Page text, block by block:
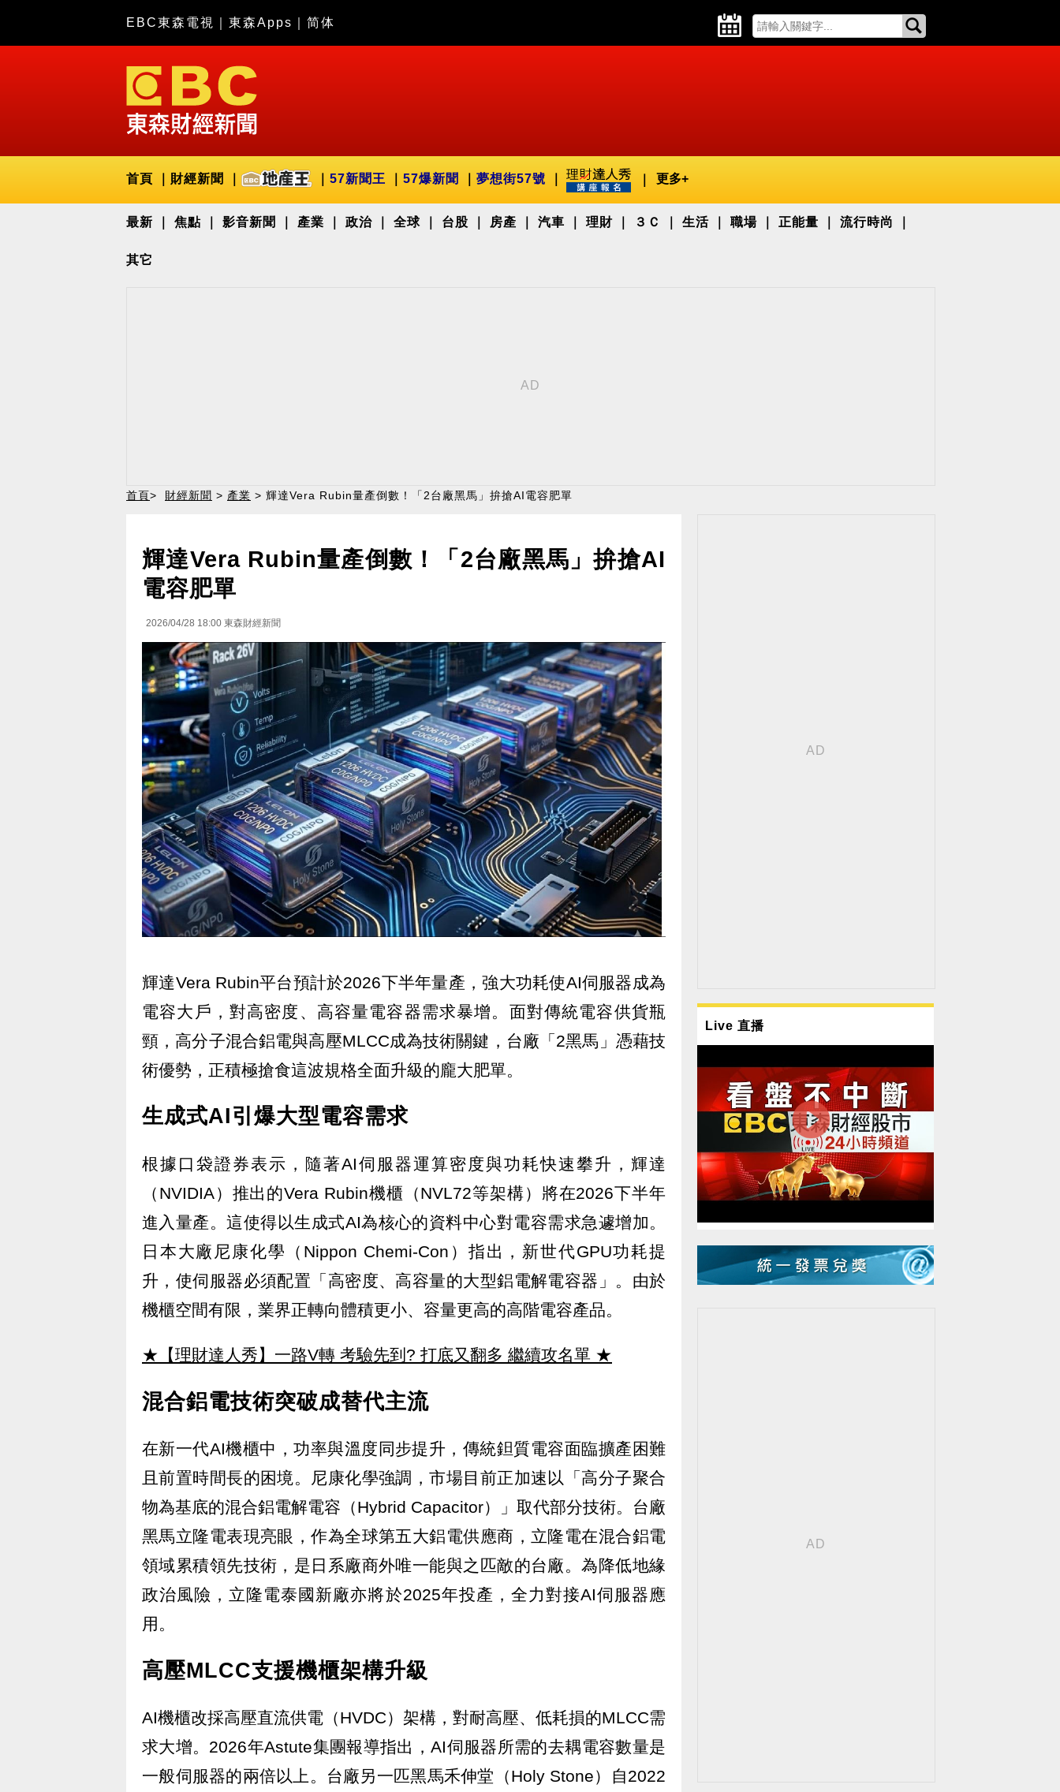
EBC東森電視 東森Apps 简体
首頁 財經新聞 57新聞王 57爆新聞 夢想街57號 更多+
最新 焦點 影音新聞 產業 政治 全球 台股 房產 汽車 理財 ３Ｃ 生活 職場 正能量 流行時尚
其它
首頁> 財經新聞 > 產業 > 輝達Vera Rubin量產倒數！「2台廠黑馬」拚搶AI電容肥單
輝達Vera Rubin量產倒數！「2台廠黑馬」拚搶AI
電容肥單
2026/04/28 18:00 東森財經新聞
輝達Vera Rubin平台預計於2026下半年量產，強大功耗使AI伺服器成為
電容大戶，對高密度、高容量電容器需求暴增。面對傳統電容供貨瓶
頸，高分子混合鋁電與高壓MLCC成為技術關鍵，台廠「2黑馬」憑藉技
術優勢，正積極搶食這波規格全面升級的龐大肥單。
生成式AI引爆大型電容需求
根據口袋證券表示，隨著AI伺服器運算密度與功耗快速攀升，輝達
（NVIDIA）推出的Vera Rubin機櫃（NVL72等架構）將在2026下半年
進入量產。這使得以生成式AI為核心的資料中心對電容需求急遽增加。
日本大廠尼康化學（Nippon Chemi-Con）指出，新世代GPU功耗提
升，使伺服器必須配置「高密度、高容量的大型鋁電解電容器」。由於
機櫃空間有限，業界正轉向體積更小、容量更高的高階電容產品。
★【理財達人秀】一路V轉 考驗先到? 打底又翻多 繼續攻名單 ★
混合鋁電技術突破成替代主流
在新一代AI機櫃中，功率與溫度同步提升，傳統鉭質電容面臨擴產困難
且前置時間長的困境。尼康化學強調，市場目前正加速以「高分子聚合
物為基底的混合鋁電解電容（Hybrid Capacitor）」取代部分技術。台廠
黑馬立隆電表現亮眼，作為全球第五大鋁電供應商，立隆電在混合鋁電
領域累積領先技術，是日系廠商外唯一能與之匹敵的台廠。為降低地緣
政治風險，立隆電泰國新廠亦將於2025年投產，全力對接AI伺服器應
用。
高壓MLCC支援機櫃架構升級
AI機櫃改採高壓直流供電（HVDC）架構，對耐高壓、低耗損的MLCC需
求大增。2026年Astute集團報導指出，AI伺服器所需的去耦電容數量是
一般伺服器的兩倍以上。台廠另一匹黑馬禾伸堂（Holy Stone）自2022
Live 直播